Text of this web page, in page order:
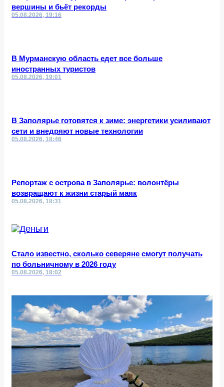
вершины и бьёт рекорды
05.08.2026, 19:16
В Мурманскую область едет все больше
иностранных туристов
05.08.2026, 19:01
В Заполярье готовятся к зиме: энергетики усиливают
сети и внедряют новые технологии
05.08.2026, 18:46
Репортаж с острова в Заполярье: волонтёры
возвращают к жизни старый маяк
05.08.2026, 18:31
Стало известно, сколько северяне смогут получать
по больничному в 2026 году
05.08.2026, 18:02